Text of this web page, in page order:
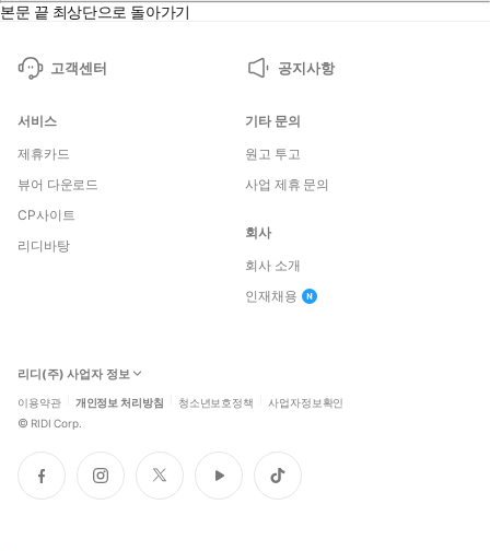
본문 끝 최상단으로 돌아가기
고객센터 공지사항
서비스
제휴카드
뷰어 다운로드
CP사이트
리디바탕
기타 문의
원고 투고
사업 제휴 문의
회사
회사 소개
인재채용
리디(주) 사업자 정보
이용약관 개인정보 처리방침 청소년보호정책 사업자정보확인
© RIDI Corp.
페
이
인
스
트
위
유
튜
틱
톡